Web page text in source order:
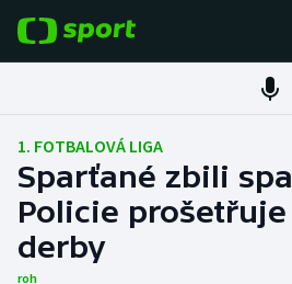
Fotbal
Hokej
Tenis
1. FOTBALOVÁ LIGA
Sparťané zbili
Policie
derby
roh